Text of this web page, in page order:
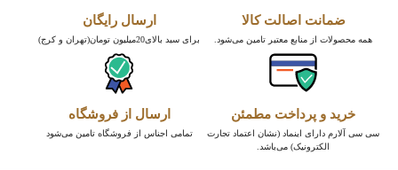
ضمانت اصالت کالا
همه محصولات از منابع معتبر تامین می‌شود.
ارسال رایگان
برای سبد بالای20میلیون تومان(تهران و کرج)
خرید و پرداخت مطمئن
سی سی آلارم دارای اینماد (نشان اعتماد تجارت
الکترونیک) می‌باشد.
ارسال از فروشگاه
تمامی اجناس از فروشگاه تامین می‌شود